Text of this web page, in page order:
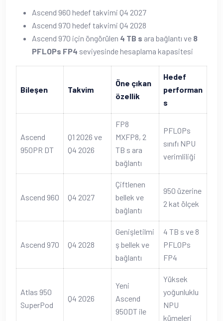
Ascend 960 hedef takvimi Q4 2027
Ascend 970 hedef takvimi Q4 2028
Ascend 970 için öngörülen 4 TB s ara bağlantı ve 8
PFLOPs FP4 seviyesinde hesaplama kapasitesi
Bileşen Takvim
Öne çıkan
özellik
Hedef
performan
s
Ascend
950PR DT
Q1 2026 ve
Q4 2026
FP8
MXFP8, 2
TB s ara
bağlantı
PFLOPs
sınıfı NPU
verimliliği
Ascend 960 Q4 2027
Çiftlenen
bellek ve
bağlantı
950 üzerine
2 kat ölçek
Ascend 970 Q4 2028
Genişletilmi
ş bellek ve
bağlantı
4 TB s ve 8
PFLOPs
FP4
Atlas 950
SuperPod
Q4 2026
Yeni
Ascend
950DT ile
Yüksek
yoğunluklu
NPU
kümeleri